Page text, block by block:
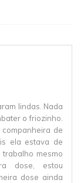
lindas. Nada
o friozinho.
companheira de
ela estava de
trabalho mesmo
dose, estou
dose ainda